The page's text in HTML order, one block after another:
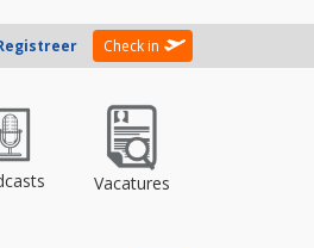
Check in
Vacatures